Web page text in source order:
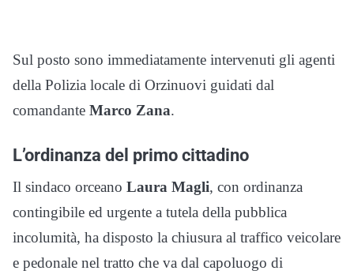
Sul posto sono immediatamente intervenuti gli agenti
della Polizia locale di Orzinuovi guidati dal
comandante Marco Zana.
L’ordinanza del primo cittadino
Il sindaco orceano Laura Magli, con ordinanza
contingibile ed urgente a tutela della pubblica
incolumità, ha disposto la chiusura al traffico veicolare
e pedonale nel tratto che va dal capoluogo di